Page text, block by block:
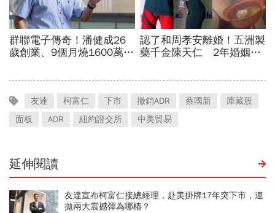
友達 柯富仁 下市 撤銷ADR 蔡國新
庫藏股
面板
ADR 紐約證交所 中美貿易
延伸閱讀
友達宣布柯富仁接總經理，赴美掛牌17年突下市，連
拋兩大震撼彈為哪樁？